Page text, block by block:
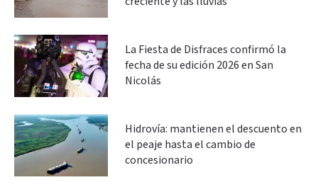
La Fiesta de Disfraces confirmó la
fecha de su edición 2026 en San
Nicolás
Hidrovía: mantienen el descuento en
el peaje hasta el cambio de
concesionario